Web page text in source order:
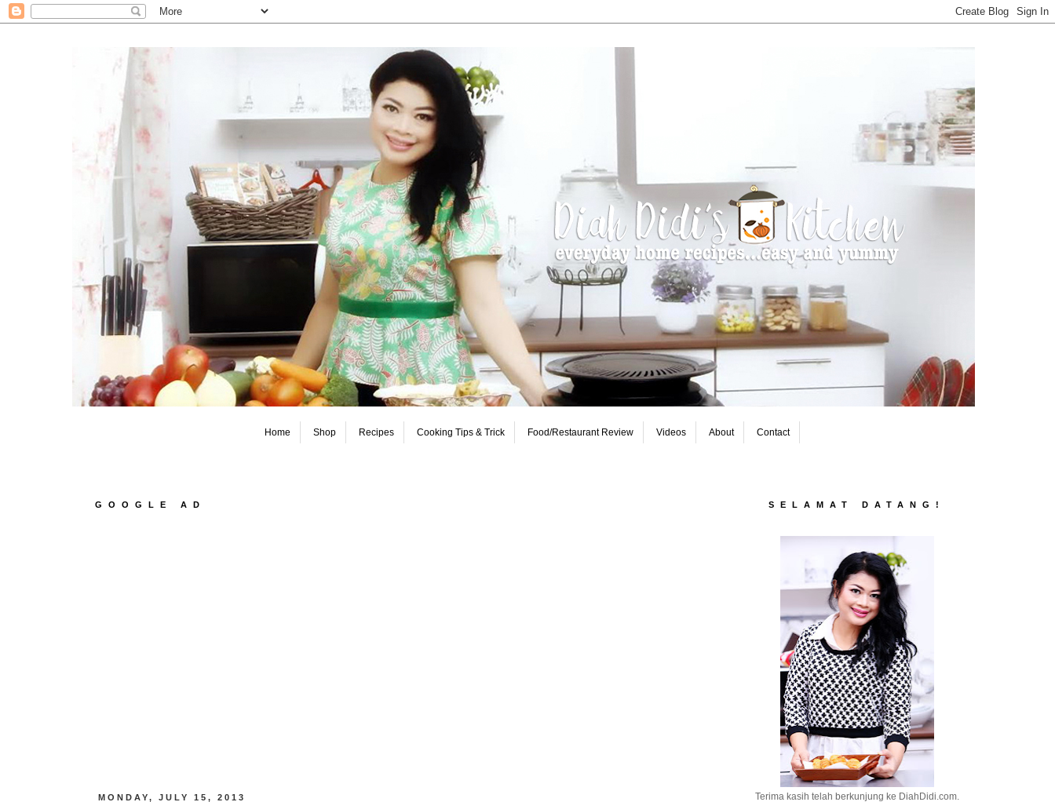
Home Shop Recipes Cooking Tips & Trick Food/Restaurant Review Videos About Contact
GOOGLE AD
MONDAY, JULY 15, 2013
SELAMAT DATANG!
Terima kasih telah berkunjung ke DiahDidi.com.